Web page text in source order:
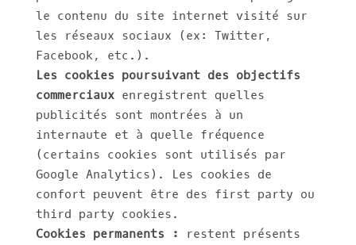
le contenu du site internet visité sur
les réseaux sociaux (ex: Twitter,
Facebook, etc.).
Les cookies poursuivant des objectifs
commerciauxenregistrent quelles
publicités sont montrées à un
internaute et à quelle fréquence
(certains cookies sont utilisés par
Google Analytics). Les cookies de
confort peuvent être des first party ou
third party cookies.
Cookies permanents : restent présents